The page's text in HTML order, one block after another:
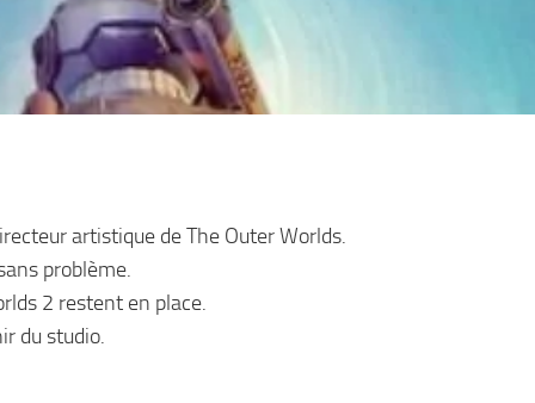
artistique de The Outer Worlds.
problème.
2 restent en place.
du studio.